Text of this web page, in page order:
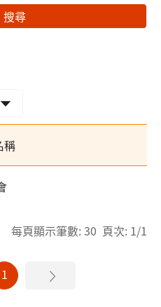
搜尋
稱
每頁顯示筆數: 30 頁次: 1/1
1